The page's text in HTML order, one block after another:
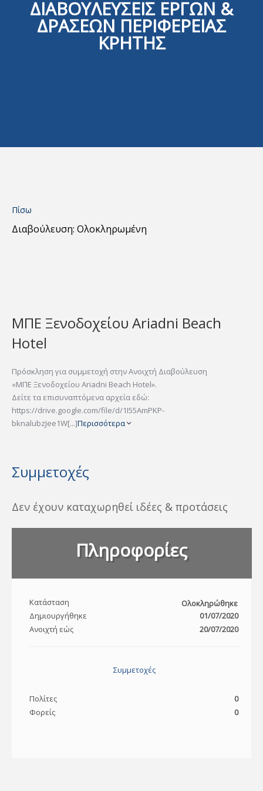
ΔΙΑΒΟΥΛΕΥΣΕΙΣ ΕΡΓΩΝ &
ΔΡΑΣΕΩΝ ΠΕΡΙΦΕΡΕΙΑΣ
ΚΡΗΤΗΣ
Πίσω
Διαβούλευση: Ολοκληρωμένη
ΜΠΕ Ξενοδοχείου Ariadni Beach
Hotel
Πρόσκληση για συμμετοχή στην Ανοιχτή Διαβούλευση
«ΜΠΕ Ξενοδοχείου Ariadni Beach Hotel».
Δείτε τα επισυναπτόμενα αρχεία εδώ:
https://drive.google.com/file/d/1I55AmPKP-
bknalubzJee1W[...]Περισσότερα
Συμμετοχές
Δεν έχουν καταχωρηθεί ιδέες & προτάσεις
Πληροφορίες
Κατάσταση
Ολοκληρώθηκε
Δημιουργήθηκε
01/07/2020
Ανοιχτή εώς
20/07/2020
Συμμετοχές
Πολίτες
0
Φορείς
0